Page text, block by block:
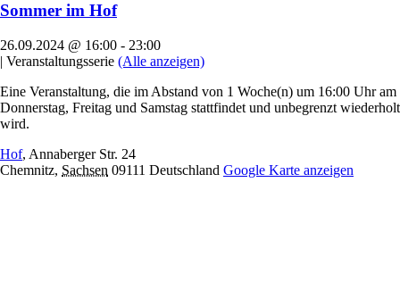
Sommer im Hof
26.09.2024 @ 16:00 - 23:00
| Veranstaltungsserie (Alle anzeigen)
Eine Veranstaltung, die im Abstand von 1 Woche(n) um 16:00 Uhr am
Donnerstag, Freitag und Samstag stattfindet und unbegrenzt wiederholt
wird.
Hof, Annaberger Str. 24
Chemnitz, Sachsen 09111 Deutschland Google Karte anzeigen